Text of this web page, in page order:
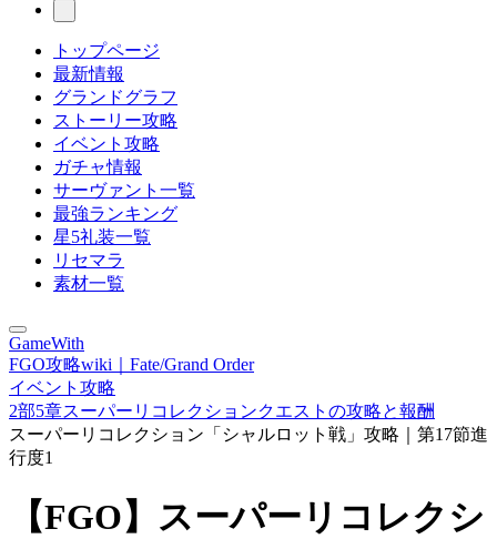
トップページ
最新情報
グランドグラフ
ストーリー攻略
イベント攻略
ガチャ情報
サーヴァント一覧
最強ランキング
星5礼装一覧
リセマラ
素材一覧
GameWith
FGO攻略wiki｜Fate/Grand Order
イベント攻略
2部5章スーパーリコレクションクエストの攻略と報酬
スーパーリコレクション「シャルロット戦」攻略｜第17節進
行度1
【FGO】スーパーリコレクシ